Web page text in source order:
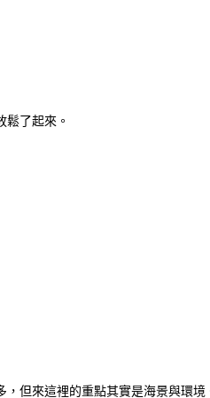
了起來。
但來這裡的重點其實是海景與環境